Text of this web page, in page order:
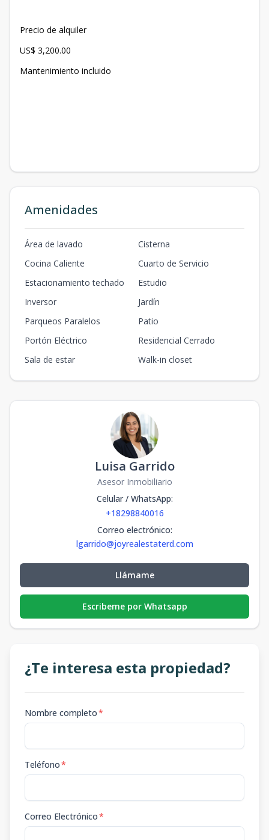
Precio de alquiler
US$ 3,200.00
Mantenimiento incluido
Amenidades
Área de lavado
Cisterna
Cocina Caliente
Cuarto de Servicio
Estacionamiento techado
Estudio
Inversor
Jardín
Parqueos Paralelos
Patio
Portón Eléctrico
Residencial Cerrado
Sala de estar
Walk-in closet
Luisa Garrido
Asesor Inmobiliario
Celular / WhatsApp:
+18298840016
Correo electrónico:
lgarrido@joyrealestaterd.com
Llámame
Escribeme por Whatsapp
¿Te interesa esta propiedad?
Nombre completo*
Teléfono*
Correo Electrónico*